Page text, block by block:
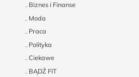
Biznes i Finanse
Moda
Praca
Polityka
Ciekawe
BĄDŹ FIT